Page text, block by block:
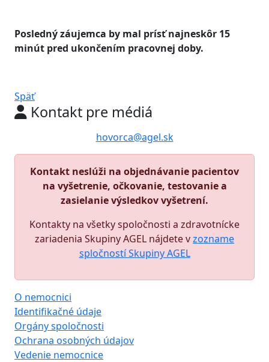
Posledný záujemca by mal prísť najneskôr 15
minút pred ukončením pracovnej doby.
Späť
Kontakt pre médiá
hovorca@agel.sk
Kontakt neslúži na objednávanie pacientov
na vyšetrenie, očkovanie, testovanie a
zasielanie výsledkov vyšetrení.
Kontakty na všetky spoločnosti a zdravotnícke
zariadenia Skupiny AGEL nájdete vzozname
spločností Skupiny AGEL
O nemocnici
Identifikačné údaje
Orgány spoločnosti
Ochrana osobných údajov
Vedenie nemocnice